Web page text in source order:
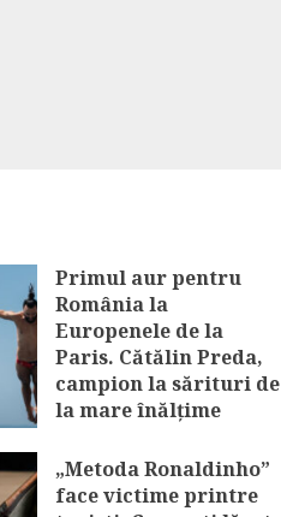
Primul aur pentru
România la
Europenele de la
Paris. Cătălin Preda,
campion la sărituri de
la mare înălțime
„Metoda Ronaldinho”
face victime printre